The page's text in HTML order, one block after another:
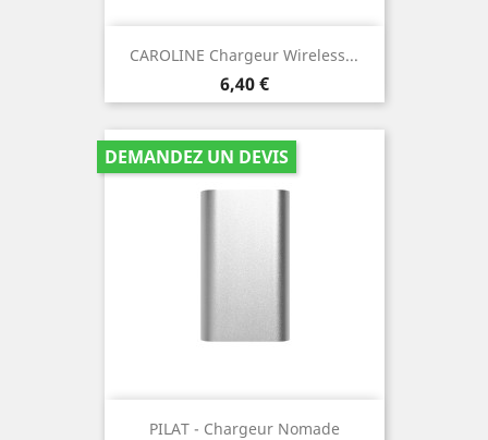
CAROLINE Chargeur Wireless...
Prix
6,40 €
PILAT - Chargeur Nomade
DEMANDEZ UN DEVIS